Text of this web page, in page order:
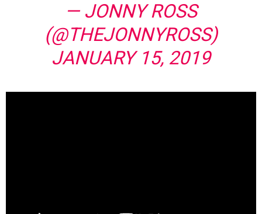
— JONNY ROSS
(@THEJONNYROSS)
JANUARY 15, 2019